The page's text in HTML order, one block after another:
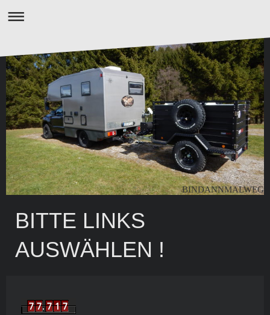
BINDANNMALWEG
BITTE LINKS
AUSWÄHLEN !